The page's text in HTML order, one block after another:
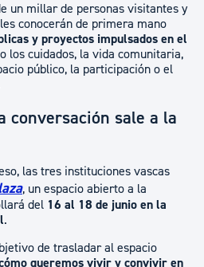
un millar de personas visitantes y
conocerán de primera mano
y proyectos impulsados en el
los cuidados, la vida comunitaria,
público, la participación o el
conversación sale a la
las tres instituciones vascas
, un espacio abierto a la
del 16 al 18 de junio en la
.
de trasladar al espacio
queremos vivir y convivir en